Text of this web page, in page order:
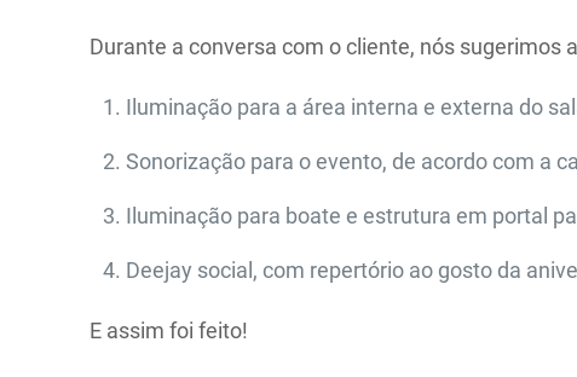
Durante a conversa com o cliente, nós
Iluminação para a área interna e externa do
Sonorização para o evento, de acordo com a
Iluminação para boate e estrutura em portal
Deejay social, com repertório ao gosto da
E assim foi feito!